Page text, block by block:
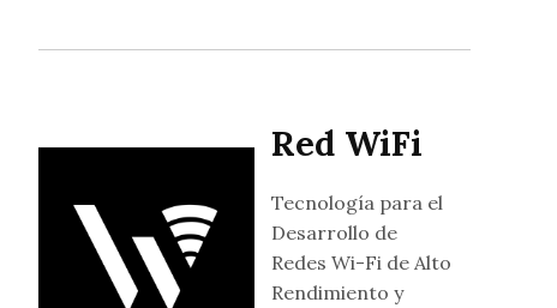
Red WiFi
Tecnología para el
Desarrollo de
Redes Wi-Fi de Alto
Rendimiento y